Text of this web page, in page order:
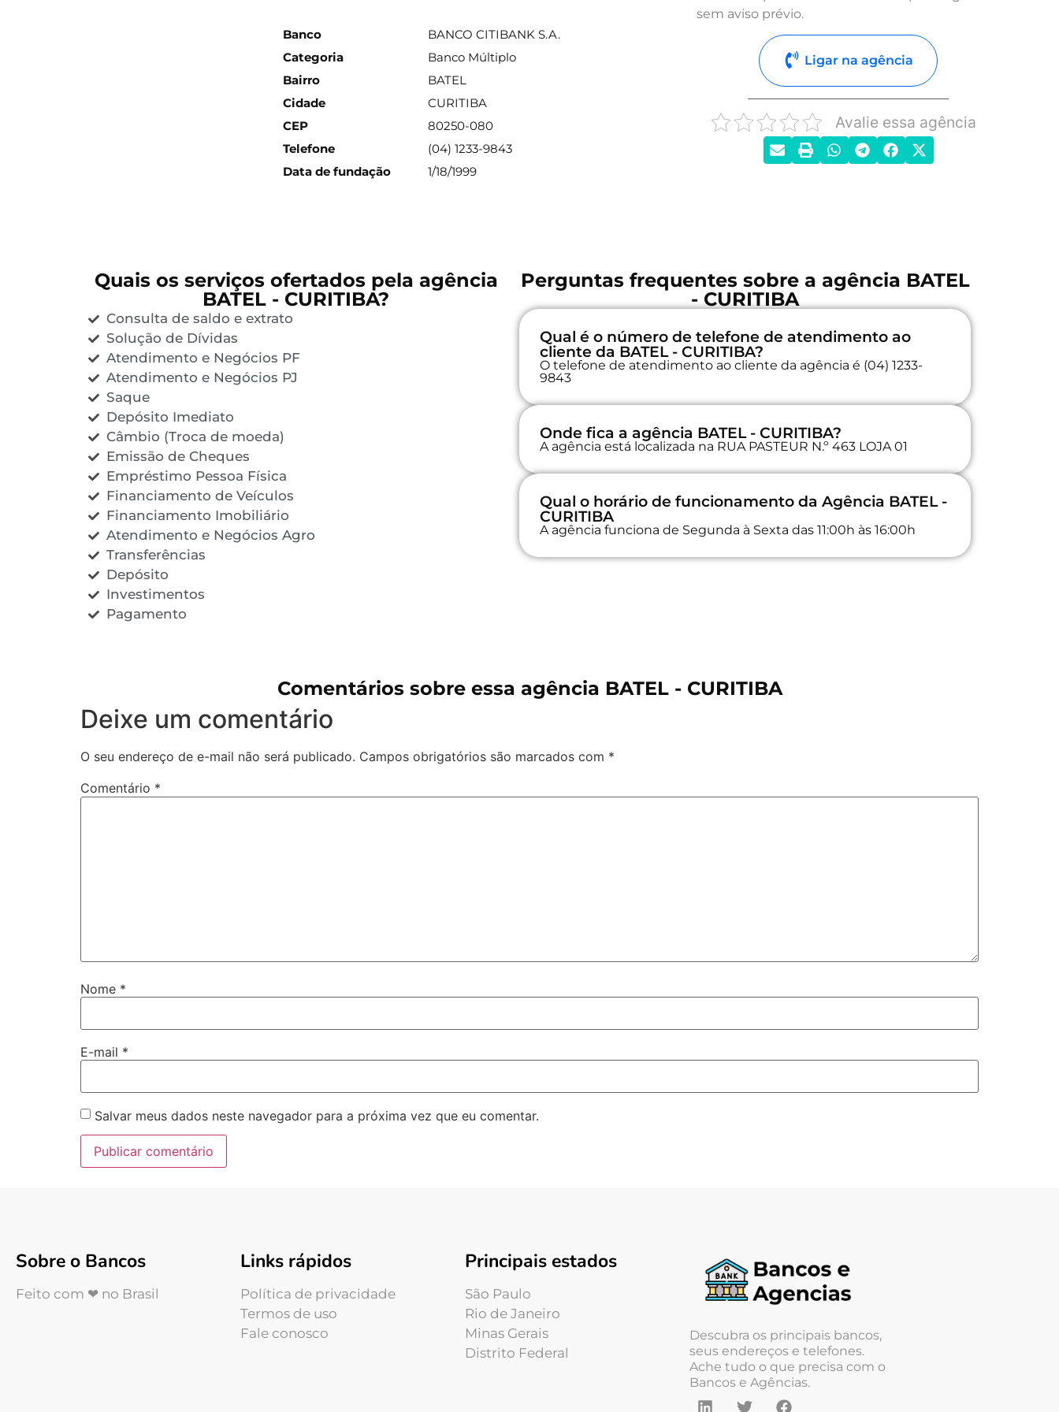
Banco
BANCO CITIBANK S.A.
Categoria
Banco Múltiplo
Bairro
BATEL
Cidade
CURITIBA
CEP
80250-080
Telefone
(04) 1233-9843
Data de fundação
1/18/1999
sem aviso prévio.
Ligar na agência
Avalie essa agência
Quais os serviços ofertados pela agência
BATEL - CURITIBA?
Consulta de saldo e extrato
Solução de Dívidas
Atendimento e Negócios PF
Atendimento e Negócios PJ
Saque
Depósito Imediato
Câmbio (Troca de moeda)
Emissão de Cheques
Empréstimo Pessoa Física
Financiamento de Veículos
Financiamento Imobiliário
Atendimento e Negócios Agro
Transferências
Depósito
Investimentos
Pagamento
Perguntas frequentes sobre a agência BATEL
- CURITIBA
Qual é o número de telefone de atendimento ao
cliente da BATEL - CURITIBA?
O telefone de atendimento ao cliente da agência é (04) 1233-
9843
Onde fica a agência BATEL - CURITIBA?
A agência está localizada na RUA PASTEUR N.º 463 LOJA 01
Qual o horário de funcionamento da Agência BATEL -
CURITIBA
A agência funciona de Segunda à Sexta das 11:00h às 16:00h
Comentários sobre essa agência BATEL - CURITIBA
Deixe um comentário
O seu endereço de e-mail não será publicado. Campos obrigatórios são marcados com *
Comentário *
Nome *
E-mail *
Salvar meus dados neste navegador para a próxima vez que eu comentar.
Sobre o Bancos
Feito com ❤ no Brasil
Links rápidos
Política de privacidade
Termos de uso
Fale conosco
Principais estados
São Paulo
Rio de Janeiro
Minas Gerais
Distrito Federal
Descubra os principais bancos,
seus endereços e telefones.
Ache tudo o que precisa com o
Bancos e Agências.